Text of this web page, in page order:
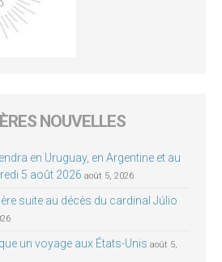
NOUVELLES
en Uruguay, en Argentine et au
5 août 2026 août 5, 2026
suite au décès du cardinal Júlio
un voyage aux États-Unis août 5,